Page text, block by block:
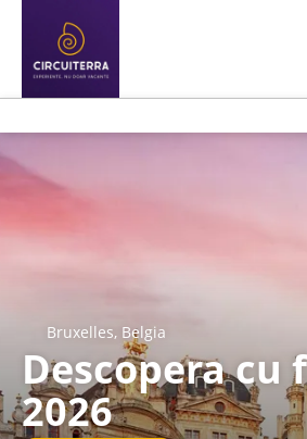
Bruxelles, Belgia
Descopera cu
2026